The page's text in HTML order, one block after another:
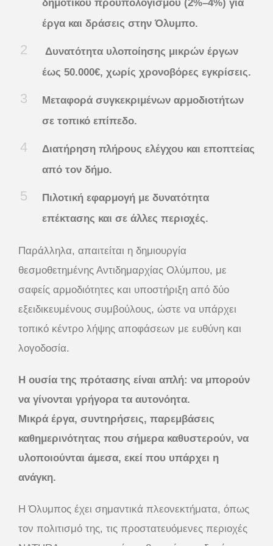
δημοτικού προϋπολογισμού (2%–4%) για
έργα και δράσεις στην Όλυμπο.
Δυνατότητα υλοποίησης μικρών έργων
έως 50.000€, χωρίς χρονοβόρες εγκρίσεις.
Μεταφορά συγκεκριμένων αρμοδιοτήτων
σε τοπικό επίπεδο.
Διατήρηση πλήρους ελέγχου και εποπτείας
από τον δήμο.
Πιλοτική εφαρμογή με δυνατότητα
επέκτασης και σε άλλες περιοχές.
Παράλληλα, απαιτείται η δημιουργία
θεσμοθετημένης Αντιδημαρχίας Ολύμπου, με
σαφείς αρμοδιότητες και υποστήριξη από δύο
εξειδικευμένους συμβούλους, ώστε να υπάρχει
τοπικό κέντρο λήψης αποφάσεων με ευθύνη και
λογοδοσία.
Η ουσία της πρότασης είναι απλή: να μπορούν
να γίνονται γρήγορα τα αυτονόητα.
Μικρά έργα, συντηρήσεις, παρεμβάσεις
καθημερινότητας που σήμερα καθυστερούν, να
υλοποιούνται άμεσα, εκεί που υπάρχει η
ανάγκη.
Η Όλυμπος έχει σημαντικά πλεονεκτήματα, όπως
τον πολιτισμό της, τις προστατευόμενες περιοχές